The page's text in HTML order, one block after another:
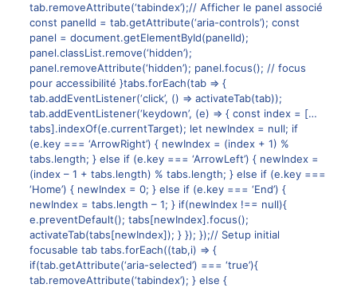
tab.removeAttribute(‘tabindex’);// Afficher le panel associé
const panelId = tab.getAttribute(‘aria-controls’); const
panel = document.getElementById(panelId);
panel.classList.remove(‘hidden’);
panel.removeAttribute(‘hidden’); panel.focus(); // focus
pour accessibilité }tabs.forEach(tab => {
tab.addEventListener(‘click’, () => activateTab(tab));
tab.addEventListener(‘keydown’, (e) => { const index = […
tabs].indexOf(e.currentTarget); let newIndex = null; if
(e.key === ‘ArrowRight’) { newIndex = (index + 1) %
tabs.length; } else if (e.key === ‘ArrowLeft’) { newIndex =
(index – 1 + tabs.length) % tabs.length; } else if (e.key ===
‘Home’) { newIndex = 0; } else if (e.key === ‘End’) {
newIndex = tabs.length – 1; } if(newIndex !== null){
e.preventDefault(); tabs[newIndex].focus();
activateTab(tabs[newIndex]); } }); });// Setup initial
focusable tab tabs.forEach((tab,i) => {
if(tab.getAttribute(‘aria-selected’) === ‘true’){
tab.removeAttribute(‘tabindex’); } else {